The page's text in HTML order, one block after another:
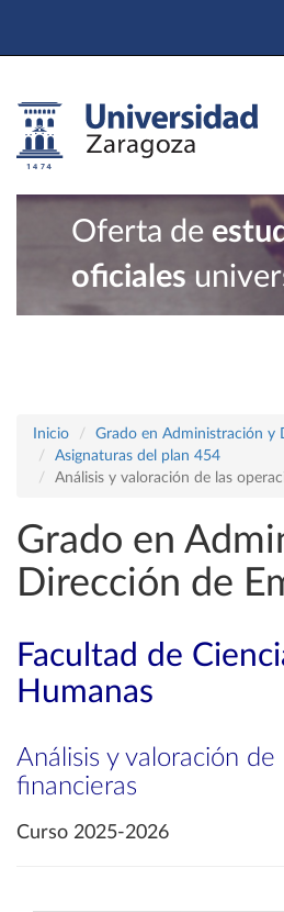
Oferta de
oficiales
Inicio
Grado en Administración y
Asignaturas del plan 454
Análisis y valoración de las
Grado en
Dirección de
Facultad de
Humanas
Análisis y valoración de
financieras
Curso 2025-2026